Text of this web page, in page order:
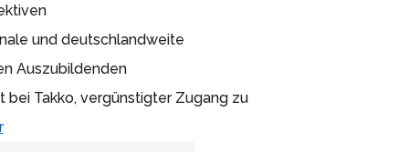
und deutschlandweite
Auszubildenden
bei Takko, vergünstigter Zugang zu